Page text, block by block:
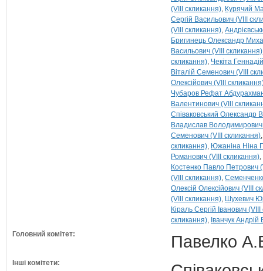
(VIII скликання) Курячий
Сергій Васильович (VIII
(VIII скликання)
Бригинець Олександр
Васильович (VIII скликання)
скликання) Чекіта
Віталій Семенович (VIII
Олексійович (VIII
Чубаров Рефат
Валентинович (VIII
Співаковський Олександр
Владислав Володимирович
Семенович (VIII скликання)
скликання) Южаніна Ніна
Романович (VIII скликання)
Костенко Павло Петрович
(VIII скликання)
Олексій Олексійович (VIII
(VIII скликання) Шухевич
Кіраль Сергій Іванович
скликання)
Іванчук
Головний комітет:
Павелко
Інші комітети: